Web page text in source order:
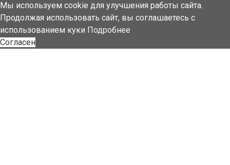
Мы используем cookie для улучшения работы сайта.
Продолжая использовать сайт, вы соглашаетесь с
использованием куки Подробнее
Согласен